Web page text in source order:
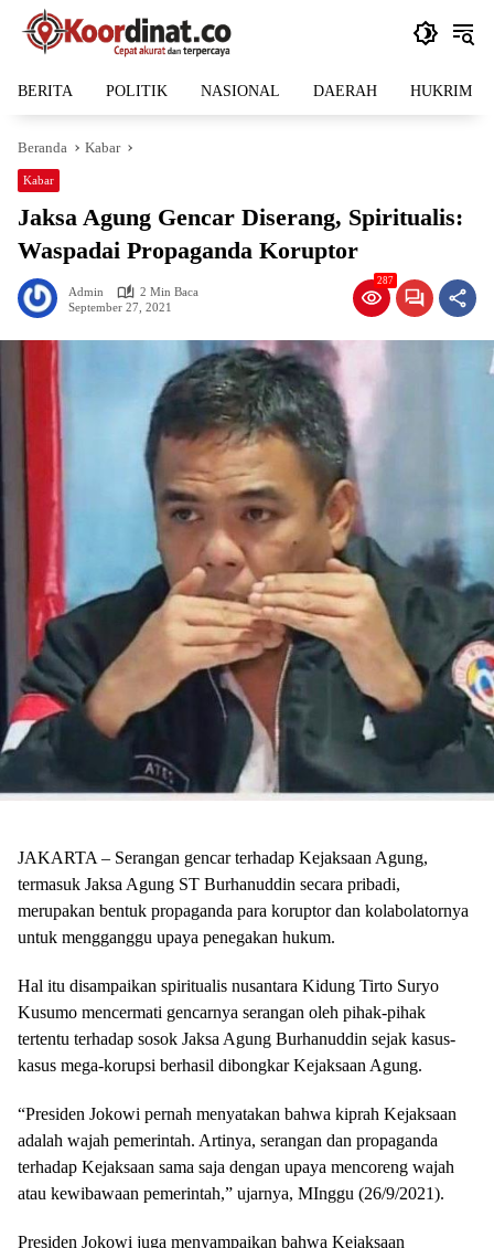
Langsung
BERITA POLITIK NASIONAL DAERAH HUKRIM
Beranda Kabar
Kabar
Jaksa Agung Gencar Diserang, Spiritualis:
Waspadai Propaganda Koruptor
Admin
2 Min Baca
September 27, 2021
287
JAKARTA – Serangan gencar terhadap Kejaksaan Agung,
termasuk Jaksa Agung ST Burhanuddin secara pribadi,
merupakan bentuk propaganda para koruptor dan kolabolatornya
untuk mengganggu upaya penegakan hukum.
Hal itu disampaikan spiritualis nusantara Kidung Tirto Suryo
Kusumo mencermati gencarnya serangan oleh pihak-pihak
tertentu terhadap sosok Jaksa Agung Burhanuddin sejak kasus-
kasus mega-korupsi berhasil dibongkar Kejaksaan Agung.
“Presiden Jokowi pernah menyatakan bahwa kiprah Kejaksaan
adalah wajah pemerintah. Artinya, serangan dan propaganda
terhadap Kejaksaan sama saja dengan upaya mencoreng wajah
atau kewibawaan pemerintah,” ujarnya, MInggu (26/9/2021).
Presiden Jokowi juga menyampaikan bahwa Kejaksaan